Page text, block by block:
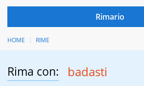
HOME RIME
Rima con: badasti